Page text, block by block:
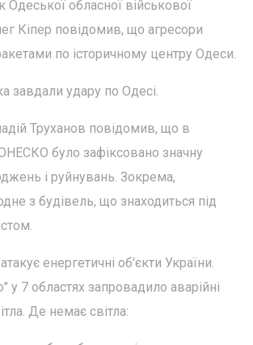
Одеської обласної військової
Кіпер повідомив, що агресори
по історичному центру Одеси.
завдали удару по Одесі.
Труханов повідомив, що в
було зафіксовано значну
і руйнувань. Зокрема,
з будівель, що знаходиться під
енергетичні об'єкти України.
у 7 областях запровадило аварійні
Де немає світла: